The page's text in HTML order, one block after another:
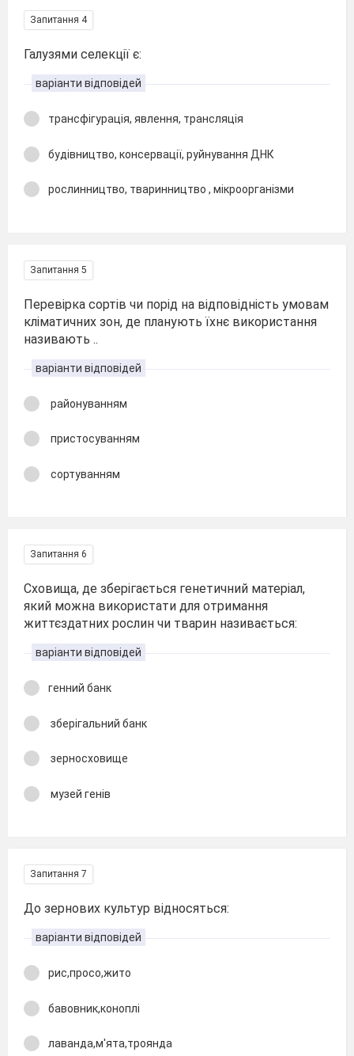
Запитання 4
Галузями селекції є:
варіанти відповідей
трансфігурація, явлення, трансляція
будівництво, консервації, руйнування ДНК
рослинництво, тваринництво , мікроорганізми
Запитання 5
Перевірка сортів чи порід на відповідність умовам
кліматичних зон, де планують їхнє використання
називають ..
варіанти відповідей
районуванням
пристосуванням
сортуванням
Запитання 6
Сховища, де зберігається генетичний матеріал,
який можна використати для отримання
життєздатних рослин чи тварин називається:
варіанти відповідей
генний банк
зберігальний банк
зерносховище
музей генів
Запитання 7
До зернових культур відносяться:
варіанти відповідей
рис,просо,жито
бавовник,коноплі
лаванда,м'ята,троянда